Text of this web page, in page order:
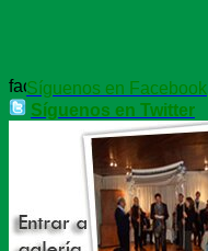
Síguenos en Facebook
Síguenos en Twitter